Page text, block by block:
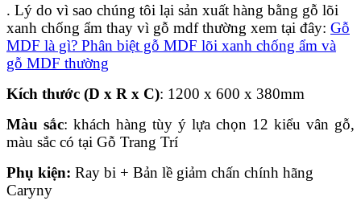
. Lý do vì sao chúng tôi lại sản xuất hàng bằng gỗ lõi
xanh chống ẩm thay vì gỗ mdf thường xem tại đây: Gỗ
MDF là gì? Phân biệt gỗ MDF lõi xanh chống ẩm và
gỗ MDF thường
Kích thước (D x R x C): 1200 x 600 x 380mm
Màu sắc: khách hàng tùy ý lựa chọn 12 kiểu vân gỗ,
màu sắc có tại Gỗ Trang Trí
Phụ kiện: Ray bi + Bản lề giảm chấn chính hãng
Caryny